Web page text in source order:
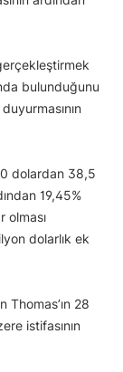
bulunduğunu
dolardan 38,5
19,45%
olması
dolarlık ek
Thomas’ın 28
istifasının